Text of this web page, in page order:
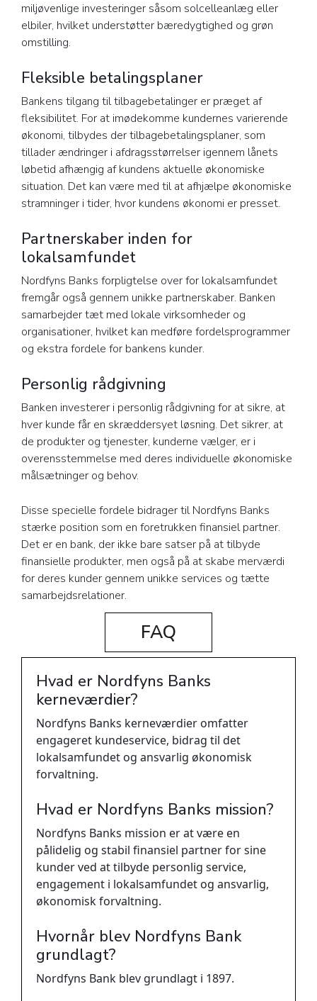
miljøvenlige investeringer såsom solcelleanlæg eller
elbiler, hvilket understøtter bæredygtighed og grøn
omstilling.
Fleksible betalingsplaner
Bankens tilgang til tilbagebetalinger er præget af
fleksibilitet. For at imødekomme kundernes varierende
økonomi, tilbydes der tilbagebetalingsplaner, som
tillader ændringer i afdragsstørrelser igennem lånets
løbetid afhængig af kundens aktuelle økonomiske
situation. Det kan være med til at afhjælpe økonomiske
stramninger i tider, hvor kundens økonomi er presset.
Partnerskaber inden for
lokalsamfundet
Nordfyns Banks forpligtelse over for lokalsamfundet
fremgår også gennem unikke partnerskaber. Banken
samarbejder tæt med lokale virksomheder og
organisationer, hvilket kan medføre fordelsprogrammer
og ekstra fordele for bankens kunder.
Personlig rådgivning
Banken investerer i personlig rådgivning for at sikre, at
hver kunde får en skræddersyet løsning. Det sikrer, at
de produkter og tjenester, kunderne vælger, er i
overensstemmelse med deres individuelle økonomiske
målsætninger og behov.
Disse specielle fordele bidrager til Nordfyns Banks
stærke position som en foretrukken finansiel partner.
Det er en bank, der ikke bare satser på at tilbyde
finansielle produkter, men også på at skabe merværdi
for deres kunder gennem unikke services og tætte
samarbejdsrelationer.
FAQ
Hvad er Nordfyns Banks
kerneværdier?
Nordfyns Banks kerneværdier omfatter
engageret kundeservice, bidrag til det
lokalsamfundet og ansvarlig økonomisk
forvaltning.
Hvad er Nordfyns Banks mission?
Nordfyns Banks mission er at være en
pålidelig og stabil finansiel partner for sine
kunder ved at tilbyde personlig service,
engagement i lokalsamfundet og ansvarlig,
økonomisk forvaltning.
Hvornår blev Nordfyns Bank
grundlagt?
Nordfyns Bank blev grundlagt i 1897.